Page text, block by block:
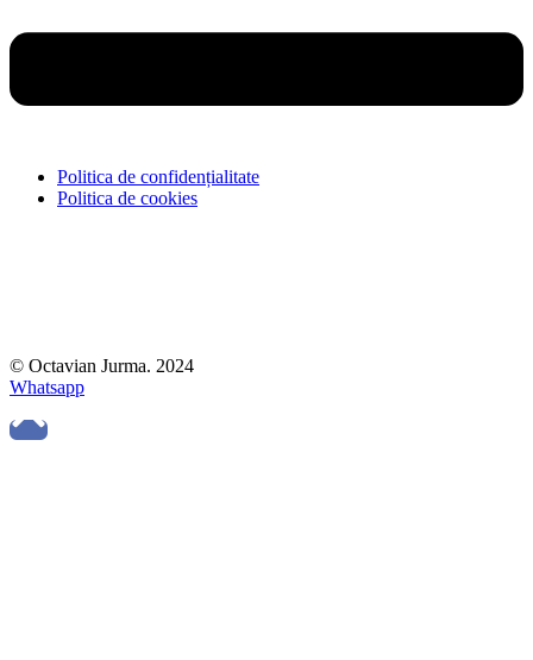
Politica de confidențialitate
Politica de cookies
© Octavian Jurma. 2024
Whatsapp